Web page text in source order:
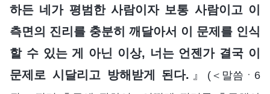
하든 네가 평범한 사람이자 보통 사람이고 이
측면의 진리를 충분히 깨달아서 이 문제를 인식
할 수 있는 게 아닌 이상, 너는 언젠가 결국 이
문제로 시달리고 방해받게 된다. 』 (＜말씀ㆍ6